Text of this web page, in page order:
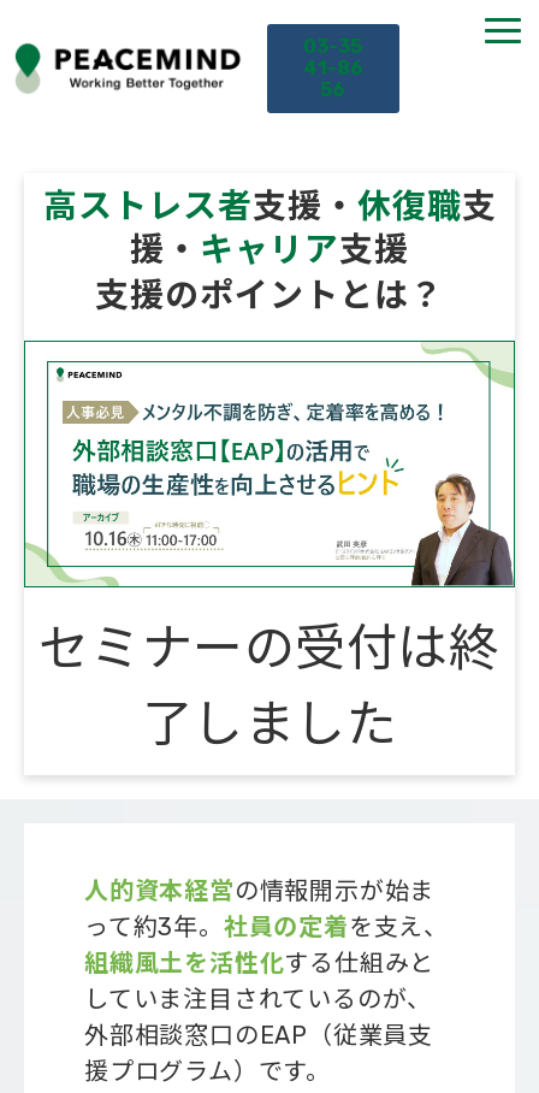
03-35
41-86
56
課題から探す
セミナー
お役立ち情報
導入事例
会社概要
高ストレス者支援・ 休復職支
援・ キャリア支援
支援のポイントとは？
セミナーの受付は終
了しました
人的資本経営の情報開示が始ま
って約3年。 社員の定着を支え、
組織風土を活性化する仕組みと
していま注目されているのが、
外部相談窓口のEAP（従業員支
援プログラム）です。